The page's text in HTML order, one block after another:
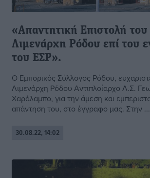
«Απαντητική Επιστολή
Λιμενάρχη Ρόδου επί του
του ΕΣΡ».
Ο Εμπορικός Σύλλογος Ρόδου,
Λιμενάρχη Ρόδου Αντιπλοίαρχο Λ.Σ.
Χαράλαμπο, για την άμεση και
απάντηση του, στο έγγραφο μας. Στην ...
30.08.22, 14:02